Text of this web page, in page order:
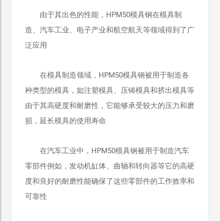
由于其出色的性能，HPM50模具钢在模具制
造、汽车工业、电子产业和航空航天等领域得到了广
泛应用
在模具制造领域，HPM50模具钢被用于制造各
种类型的模具，如注塑模具、压铸模具和挤出模具等
由于其高硬度和耐磨性，它能够承受较大的压力和磨
损，延长模具的使用寿命
在汽车工业中，HPM50模具钢被用于制造汽车
零部件例如，发动机缸体、曲轴和转向器等它的高硬
度和良好的耐磨性能确保了这些零部件的工作效率和
可靠性